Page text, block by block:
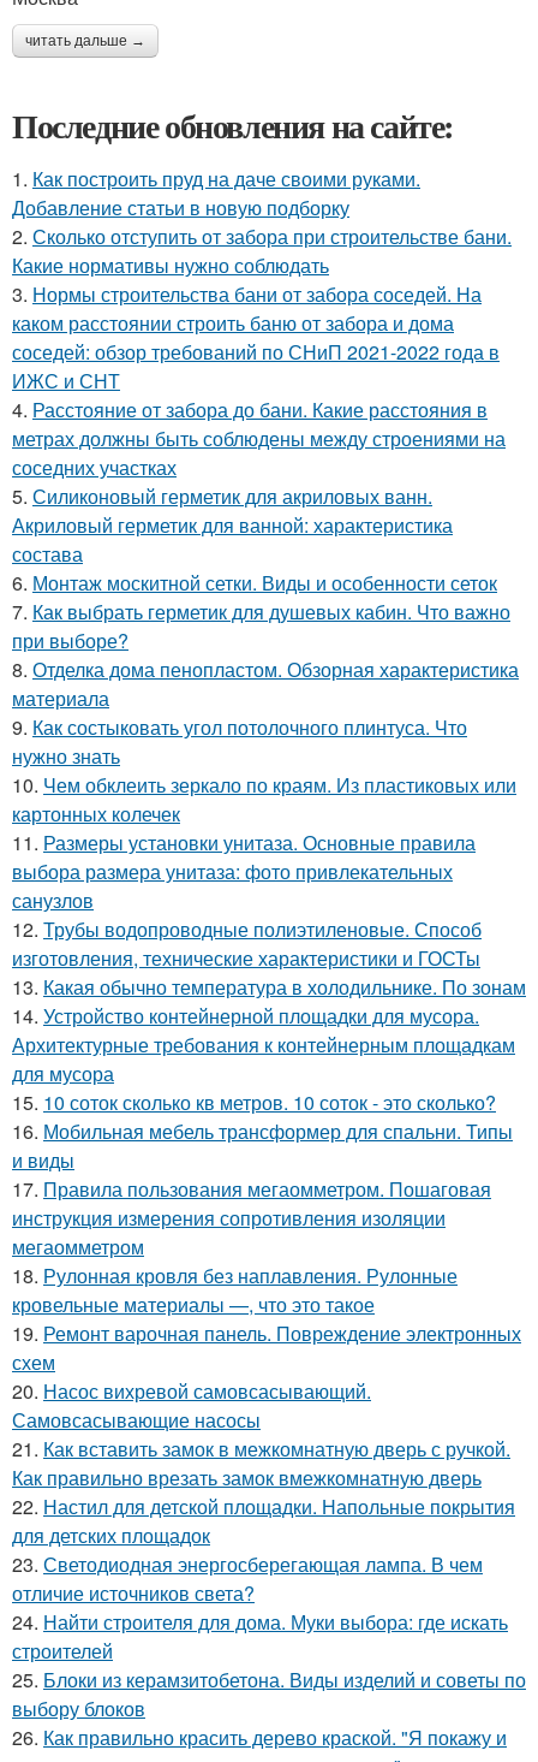
читать дальше →
Последние обновления на сайте:
1. Как построить пруд на даче своими руками.
Добавление статьи в новую подборку
2. Сколько отступить от забора при строительстве бани.
Какие нормативы нужно соблюдать
3. Нормы строительства бани от забора соседей. На
каком расстоянии строить баню от забора и дома
соседей: обзор требований по СНиП 2021-2022 года в
ИЖС и СНТ
4. Расстояние от забора до бани. Какие расстояния в
метрах должны быть соблюдены между строениями на
соседних участках
5. Силиконовый герметик для акриловых ванн.
Акриловый герметик для ванной: характеристика
состава
6. Монтаж москитной сетки. Виды и особенности сеток
7. Как выбрать герметик для душевых кабин. Что важно
при выборе?
8. Отделка дома пенопластом. Обзорная характеристика
материала
9. Как состыковать угол потолочного плинтуса. Что
нужно знать
10. Чем обклеить зеркало по краям. Из пластиковых или
картонных колечек
11. Размеры установки унитаза. Основные правила
выбора размера унитаза: фото привлекательных
санузлов
12. Трубы водопроводные полиэтиленовые. Способ
изготовления, технические характеристики и ГОСТы
13. Какая обычно температура в холодильнике. По зонам
14. Устройство контейнерной площадки для мусора.
Архитектурные требования к контейнерным площадкам
для мусора
15. 10 соток сколько кв метров. 10 соток - это сколько?
16. Мобильная мебель трансформер для спальни. Типы
и виды
17. Правила пользования мегаомметром. Пошаговая
инструкция измерения сопротивления изоляции
мегаомметром
18. Рулонная кровля без наплавления. Рулонные
кровельные материалы —, что это такое
19. Ремонт варочная панель. Повреждение электронных
схем
20. Насос вихревой самовсасывающий.
Самовсасывающие насосы
21. Как вставить замок в межкомнатную дверь с ручкой.
Как правильно врезать замок вмежкомнатную дверь
22. Настил для детской площадки. Напольные покрытия
для детских площадок
23. Светодиодная энергосберегающая лампа. В чем
отличие источников света?
24. Найти строителя для дома. Муки выбора: где искать
строителей
25. Блоки из керамзитобетона. Виды изделий и советы по
выбору блоков
26. Как правильно красить дерево краской. "Я покажу и